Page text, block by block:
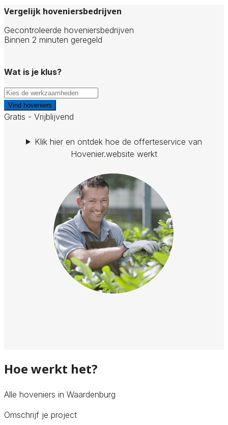
Vergelijk hoveniersbedrijven
Gecontroleerde hoveniersbedrijven
Binnen 2 minuten geregeld
Wat is je klus?
Vind hoveniers
Gratis - Vrijblijvend
Klik hier en ontdek hoe de offerteservice van
Hovenier.website werkt
Hoe werkt het?
Alle hoveniers in Waardenburg
Omschrijf je project